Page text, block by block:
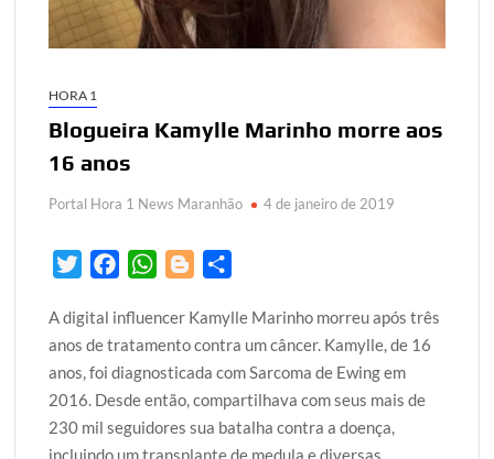
HORA 1
Blogueira Kamylle Marinho morre aos
16 anos
Portal Hora 1 News Maranhão 4 de janeiro de 2019
i
t
t
e
r
c
e
b
o
o
W
a
t
s
A
p
o
g
g
e
r
a
r
e
A digital influencer Kamylle Marinho morreu após três
anos de tratamento contra um câncer. Kamylle, de 16
anos, foi diagnosticada com Sarcoma de Ewing em
2016. Desde então, compartilhava com seus mais de
230 mil seguidores sua batalha contra a doença,
incluindo um transplante de medula e diversas